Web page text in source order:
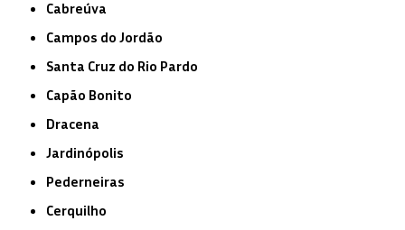
Cabreúva
Campos do Jordão
Santa Cruz do Rio Pardo
Capão Bonito
Dracena
Jardinópolis
Pederneiras
Cerquilho